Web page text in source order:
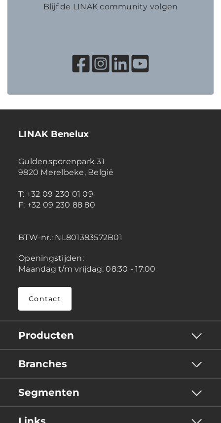
Blijf de LINAK community volgen
LINAK Benelux
Guldensporenpark 31
9820 Merelbeke, België
T: +32 09 230 01 09
F: +32 09 230 88 80
BTW-nr.: NL801383572B01
Openingstijden:
Maandag t/m vrijdag: 08:30 - 17:00
Contact
Producten
Branches
Segmenten